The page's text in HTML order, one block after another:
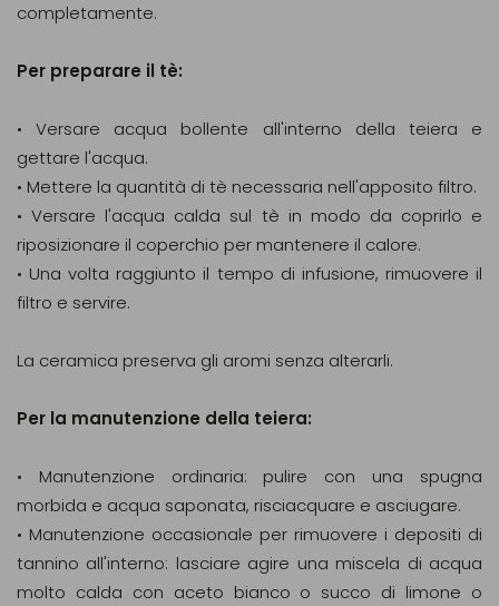
completamente.
Per preparare il tè:
• Versare acqua bollente all'interno della teiera e
gettare l'acqua.
• Mettere la quantità di tè necessaria nell'apposito filtro.
• Versare l'acqua calda sul tè in modo da coprirlo e
riposizionare il coperchio per mantenere il calore.
• Una volta raggiunto il tempo di infusione, rimuovere il
filtro e servire.
La ceramica preserva gli aromi senza alterarli.
Per la manutenzione della teiera:
• Manutenzione ordinaria: pulire con una spugna
morbida e acqua saponata, risciacquare e asciugare.
• Manutenzione occasionale per rimuovere i depositi di
tannino all'interno: lasciare agire una miscela di acqua
molto calda con aceto bianco o succo di limone o